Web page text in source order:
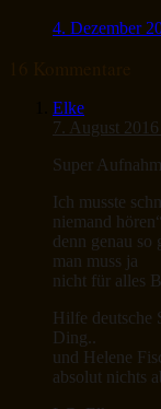
4. Dezember
Elke
7. August
Super
Ich musste
niemand hören“
denn genau
man muss ja
nicht für alles
Hilfe deutsche
Ding..
und Helene
absolut nichts